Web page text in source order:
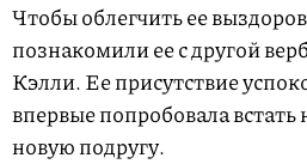
Чтобы облегчить ее
познакомили ее с другой
Кэлли. Ее присутствие
впервые попробовала встать
новую подругу.